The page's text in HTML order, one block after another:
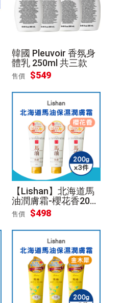
韓國 Pleuvoir 香氛身
體乳 250ml 共三款
售價 $549
【Lishan】北海道馬
油潤膚霜-櫻花香200g
*3件[真品平行輸入]
售價 $498